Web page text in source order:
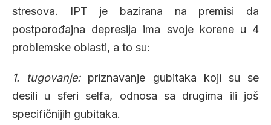
stresova. IPT je bazirana na premisi da
postporođajna depresija ima svoje korene u 4
problemske oblasti, a to su:
1. tugovanje:priznavanje gubitaka koji su se
desili u sferi selfa, odnosa sa drugima ili još
specifičnijih gubitaka.